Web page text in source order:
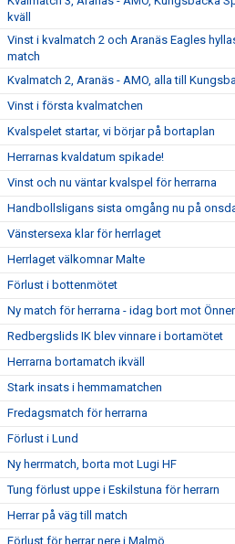
kväll
Vinst i kvalmatch 2 och Aranäs Eagles
match
Kvalmatch 2, Aranäs - AMO, alla till
Vinst i första kvalmatchen
Kvalspelet startar, vi börjar på bortaplan
Herrarnas kvaldatum spikade!
Vinst och nu väntar kvalspel för herrarna
Handbollsligans sista omgång nu på
Vänstersexa klar för herrlaget
Herrlaget välkomnar Malte
Förlust i bottenmötet
Ny match för herrarna - idag bort mot
Redbergslids IK blev vinnare i bortamötet
Herrarna bortamatch ikväll
Stark insats i hemmamatchen
Fredagsmatch för herrarna
Förlust i Lund
Ny herrmatch, borta mot Lugi HF
Tung förlust uppe i Eskilstuna för herrarn
Herrar på väg till match
Förlust för herrar nere i Malmö